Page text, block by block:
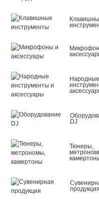
Народные
DJ
Тюнеры,
продукция